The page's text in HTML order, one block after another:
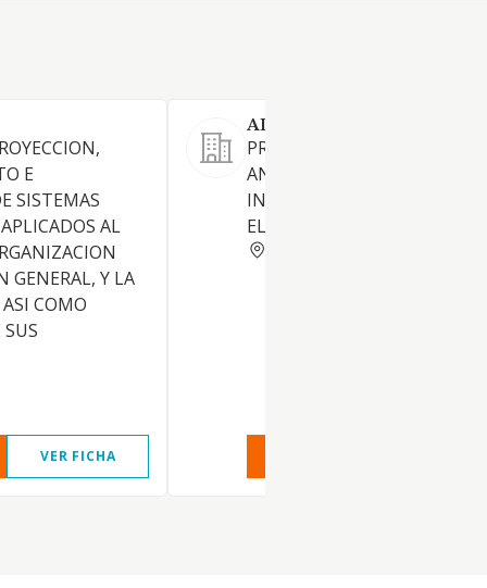
E
SISTEMAS
AL
GENERAL, Y LA
COMO
VER FICHA
ADDIKTIVE GAMES SL.
PROGRAMACION, CREACION
ANALISIS DE PROGRAMAS
INFORMATICOS Y JUEGOS
ELECTRONICOS